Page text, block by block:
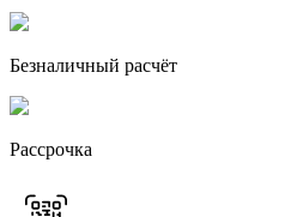
Безналичный расчёт
Рассрочка